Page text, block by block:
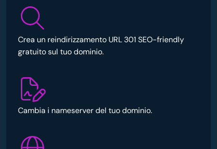
Crea un reindirizzamento URL 301 SEO-friendly
gratuito sul tuo dominio.
Cambia i nameserver del tuo dominio.